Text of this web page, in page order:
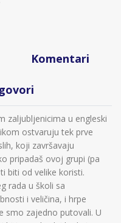
Komentari
zaljubljenicima u engleski
ostvaruju tek prve
koji završavaju
pripadaš ovoj grupi (pa
biti od velike koristi.
rada u školi sa
i veličina, i hrpe
smo zajedno putovali. U